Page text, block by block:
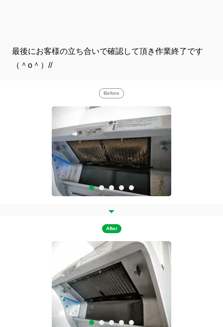
最後にお客様の立ち合いで確認して頂き作業終了です
（＾o＾）//
Before
After